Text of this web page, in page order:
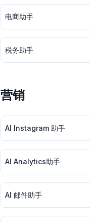
电商助手
税务助手
营销
AI Instagram 助手
AI Analytics助手
AI 邮件助手